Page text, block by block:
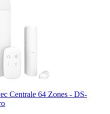
Centrale 64 Zones - DS-